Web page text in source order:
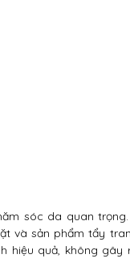
sóc da quan trọng.
và sản phẩm tẩy
hiệu quả, không gây